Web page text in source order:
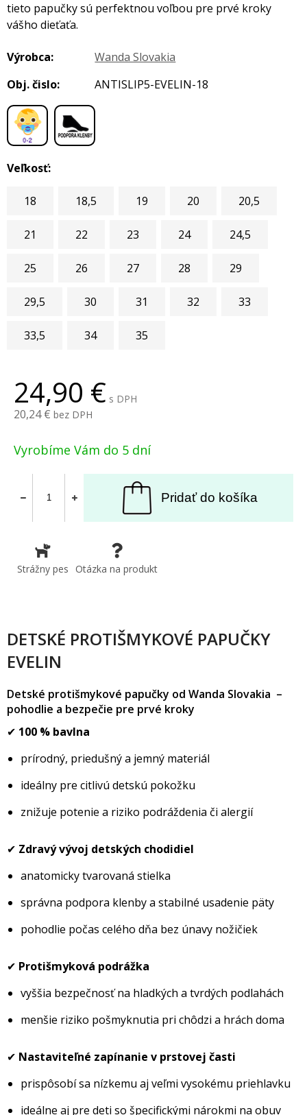
24,90 s DPH
20,24 bez DPH
Vyrobíme Vám do 5 dní
Pridať do košíka
Strážny pes Otázka na produkt
tieto papučky sú perfektnou voľbou pre prvé kroky
vášho dieťaťa.
Výrobca:
Wanda Slovakia
Obj. čislo:
ANTISLIP5-EVELIN-18
Veľkosť:
18 18,5 19 20 20,5
21 22 23 24 24,5
25 26 27 28 29
29,5 30 31 32 33
33,5 34 35
DETSKÉ PROTIŠMYKOVÉ PAPUČKY
EVELIN
Detské protišmykové papučky od Wanda Slovakia –
pohodlie a bezpečie pre prvé kroky
✔ 100 % bavlna
prírodný, priedušný a jemný materiál
ideálny pre citlivú detskú pokožku
znižuje potenie a riziko podráždenia či alergií
✔ Zdravý vývoj detských chodidiel
anatomicky tvarovaná stielka
správna podpora klenby a stabilné usadenie päty
pohodlie počas celého dňa bez únavy nožičiek
✔ Protišmyková podrážka
vyššia bezpečnosť na hladkých a tvrdých podlahách
menšie riziko pošmyknutia pri chôdzi a hrách doma
✔ Nastaviteľné zapínanie v prstovej časti
prispôsobí sa nízkemu aj veľmi vysokému priehlavku
ideálne aj pre deti so špecifickými nárokmi na obuv